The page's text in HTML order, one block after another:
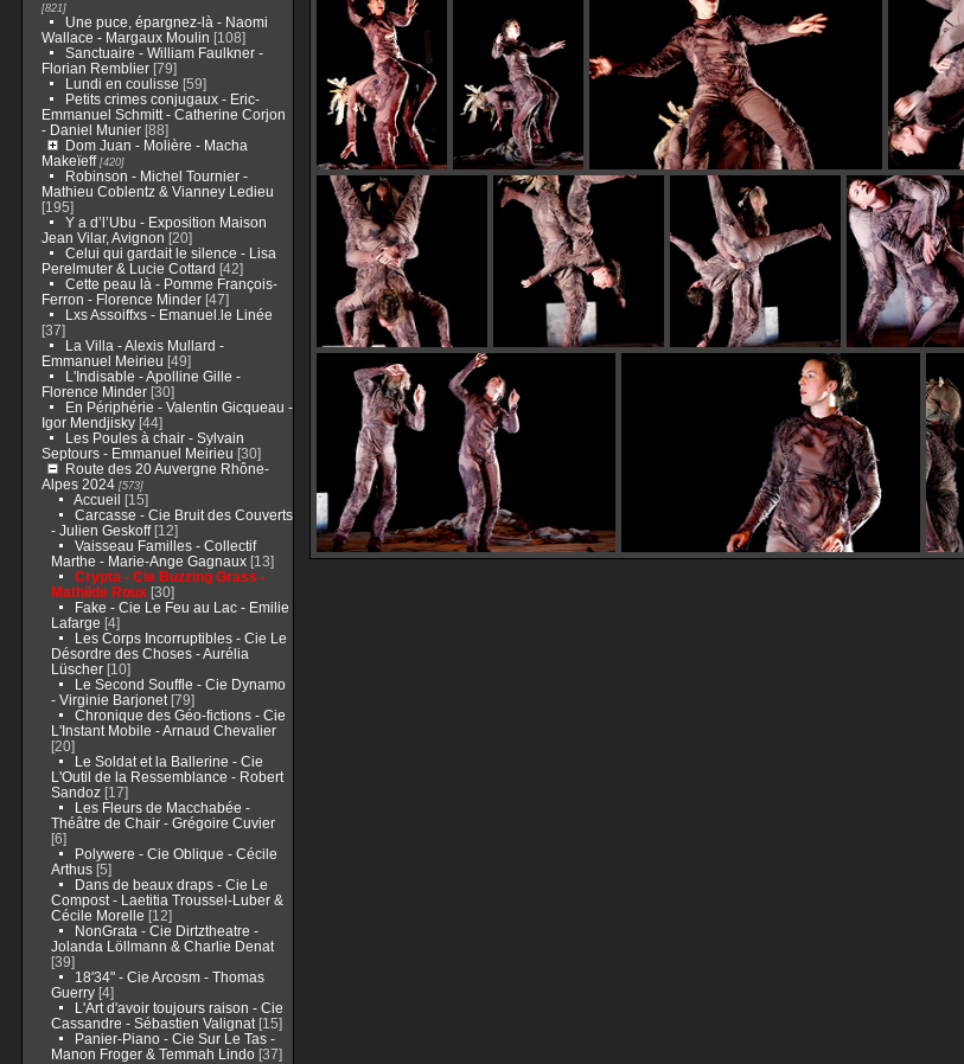
[821]
Une puce, épargnez-là - Naomi
Wallace - Margaux Moulin [108]
Sanctuaire - William Faulkner -
Florian Remblier[79]
Lundi en coulisse [59]
Petits crimes conjugaux - Eric-
Emmanuel Schmitt - Catherine Corjon
- Daniel Munier[88]
Dom Juan - Molière - Macha
Makeïeff[420]
Robinson - Michel Tournier -
Mathieu Coblentz & Vianney Ledieu
[195]
Y a d’l’Ubu - Exposition Maison
Jean Vilar, Avignon [20]
Celui qui gardait le silence - Lisa
Perelmuter & Lucie Cottard [42]
Cette peau là - Pomme François-
Ferron - Florence Minder[47]
Lxs Assoiffxs - Emanuel.le Linée
[37]
La Villa - Alexis Mullard -
Emmanuel Meirieu [49]
L'Indisable - Apolline Gille -
Florence Minder[30]
En Périphérie - Valentin Gicqueau -
Igor Mendjisky[44]
Les Poules à chair - Sylvain
Septours - Emmanuel Meirieu [30]
Route des 20 Auvergne Rhône-
Alpes 2024[573]
Accueil [15]
Carcasse - Cie Bruit des Couverts
- Julien Geskoff[12]
Vaisseau Familles - Collectif
Marthe - Marie-Ange Gagnaux[13]
Crypta - Cie Buzzing Grass -
Mathilde Roux[30]
Fake - Cie Le Feu au Lac - Emilie
Lafarge [4]
Les Corps Incorruptibles - Cie Le
Désordre des Choses - Aurélia
Lüscher[10]
Le Second Souffle - Cie Dynamo
- Virginie Barjonet[79]
Chronique des Géo-fictions - Cie
L'Instant Mobile - Arnaud Chevalier
[20]
Le Soldat et la Ballerine - Cie
L'Outil de la Ressemblance - Robert
Sandoz[17]
Les Fleurs de Macchabée -
Théâtre de Chair - Grégoire Cuvier
[6]
Polywere - Cie Oblique - Cécile
Arthus[5]
Dans de beaux draps - Cie Le
Compost - Laetitia Troussel-Luber &
Cécile Morelle [12]
NonGrata - Cie Dirtztheatre -
Jolanda Löllmann & Charlie Denat
[39]
18'34" - Cie Arcosm - Thomas
Guerry[4]
L'Art d'avoir toujours raison - Cie
Cassandre - Sébastien Valignat[15]
Panier-Piano - Cie Sur Le Tas -
Manon Froger & Temmah Lindo[37]